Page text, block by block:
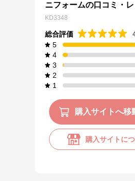
ニフォームの口コミ・
KD3348
総合評価
5
4
3
2
1
購入サイトへ移
購入サイトに